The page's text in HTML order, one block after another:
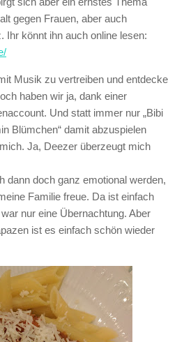
gegen Frauen, aber auch
Ihr könnt ihn auch online lesen:
Musik zu vertreiben und entdecke
haben wir ja, dank einer
Und statt immer nur „Bibi
Blümchen“ damit abzuspielen
Ja, Deezer überzeugt mich
dann doch ganz emotional werden,
Familie freue. Da ist einfach
nur eine Übernachtung. Aber
ist es einfach schön wieder